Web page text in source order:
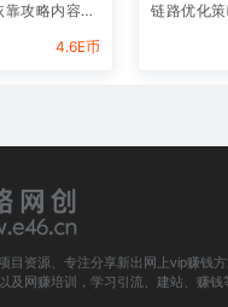
攻略内容搭
4.6E币
链路优化
目资源、专注分享新出网上vip赚钱
及网赚培训，学习引流、建站、赚钱